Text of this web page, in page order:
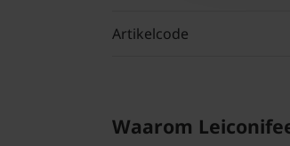
Artikelcode
Waarom